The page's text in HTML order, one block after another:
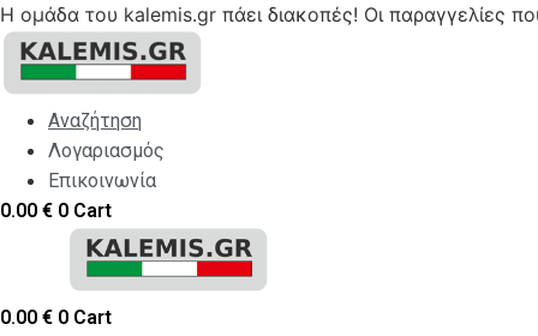
Η ομάδα του kalemis.gr πάει διακοπές! Οι παραγγελίες
Skip
content
Αναζήτηση
Λογαριασμός
Επικοινωνία
0.00 € 0 Cart
0.00 € 0 Cart